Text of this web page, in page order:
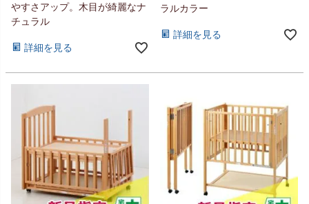
やすさアップ。木目が綺麗なナ
チュラル
詳細を見る
ラルカラー
詳細を見る